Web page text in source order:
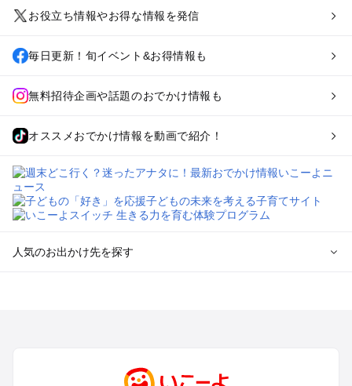
お役立ち情報やお得な情報を発信
毎日更新！旬イベント&お得情報も
無料招待企画や話題のおでかけ情報も
オススメおでかけ情報を動画で紹介！
人気のお出かけ先を探す
関西のプールおでかけ